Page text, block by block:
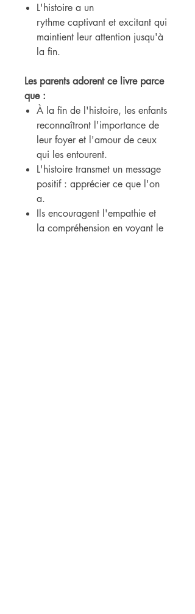
L'histoire a un
rythme captivant et excitant qui
maintient leur attention jusqu'à
la fin.
Les parents adorent ce livre parce
que :
À la fin de l'histoire, les enfants
reconnaîtront l'importance de
leur foyer et l'amour de ceux
qui les entourent.
L'histoire transmet un message
positif : apprécier ce que l'on
a.
Ils encouragent l'empathie et
la compréhension en voyant le